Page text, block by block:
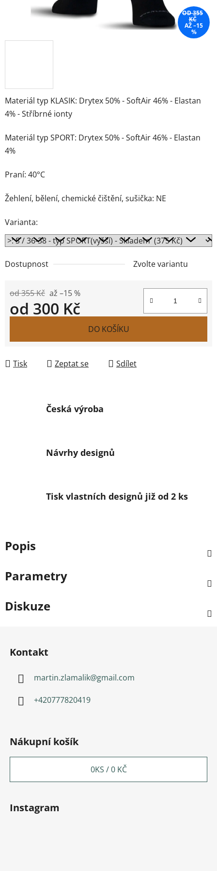
Materiál typ KLASIK: Drytex 50% - SoftAir 46% - Elastan
4% - Stříbrné ionty
Materiál typ SPORT: Drytex 50% - SoftAir 46% - Elastan
4%
Praní: 40°C
Žehlení, bělení, chemické čištění, sušička: NE
Varianta:
Dostupnost Zvolte variantu
od 355 Kč až –15 %
od 300 Kč
DO KOŠÍKU
Tisk Zeptat se Sdílet
OD 355
KČ
AŽ –15
%
Česká výroba
Návrhy designů
Tisk vlastních designů již od 2 ks
Popis
Parametry
Diskuze
Kontakt
martin.zlamalik@gmail.com
+420777820419
Nákupní košík
0KS /0 KČ
Instagram